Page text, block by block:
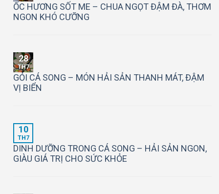
ỐC HƯƠNG SỐT ME – CHUA NGỌT ĐẬM ĐÀ, THƠM
NGON KHÓ CƯỠNG
28
TH7
GỎI CÁ SONG – MÓN HẢI SẢN THANH MÁT, ĐẬM
VỊ BIỂN
10
TH7
DINH DƯỠNG TRONG CÁ SONG – HẢI SẢN NGON,
GIÀU GIÁ TRỊ CHO SỨC KHỎE